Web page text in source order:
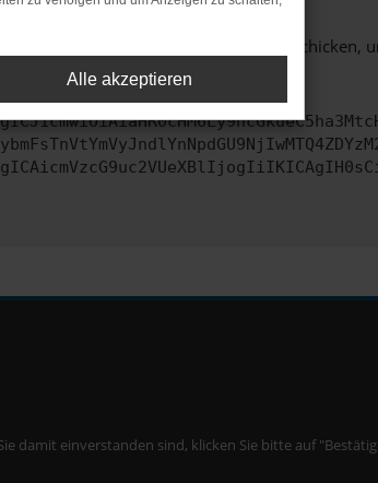
Du kannst uns diesen Text schicken,
damit einverstanden sind, klicken Sie bitte auf
Alle akzeptieren